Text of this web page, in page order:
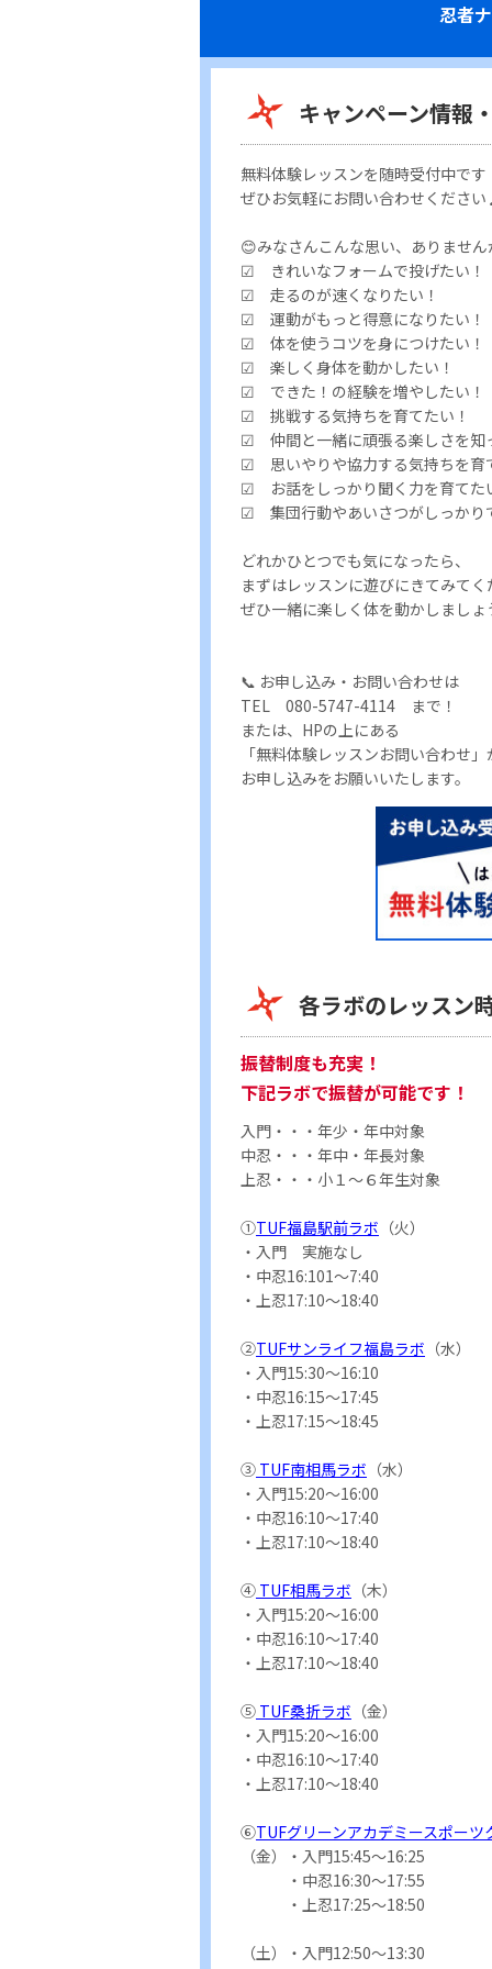
忍者
キャンペーン情報
無料体験レッスンを随時受付中です
ぜひお気軽にお問い合わせくださ
😊みなさんこんな思い、ありません
☑ きれいなフォームで投げたい！
☑ 走るのが速くなりたい！
☑ 運動がもっと得意になりたい！
☑ 体を使うコツを身につけたい！
☑ 楽しく身体を動かしたい！
☑ できた！の経験を増やしたい！
☑ 挑戦する気持ちを育てたい！
☑ 仲間と一緒に頑張る楽しさを知
☑ 思いやりや協力する気持ちを育
☑ お話をしっかり聞く力を育てた
☑ 集団行動やあいさつがしっかり
どれかひとつでも気になったら、
まずはレッスンに遊びにきてみて
ぜひ一緒に楽しく体を動かしましょ
📞 お申し込み・お問い合わせは
TEL 080-5747-
または、HPの上にある
「無料体験レッスンお問い合わせ」
お申し込みをお願いいたします。
各ラボのレッスン
振替制度も充実！
下記ラボで振替が可能です！
入門・・・年少・年中対象
中忍・・・年中・年長対象
上忍・・・小１～６年生対象
①TUF福島駅前ラボ （火）
・入門 実施なし
・中忍16:101～7:40
・上忍17:10～18:40
②TUFサンライフ福島ラボ （水）
・入門15:30～16:10
・中忍16:15～17:45
・上忍17:15～18:45
③ TUF南相馬ラボ （水）
・入門15:20～16:00
・中忍16:10～17:40
・上忍17:10～18:40
④ TUF相馬ラボ （木）
・入門15:20～16:00
・中忍16:10～17:40
・上忍17:10～18:40
⑤ TUF桑折ラボ （金）
・入門15:20～16:00
・中忍16:10～17:40
・上忍17:10～18:40
⑥TUFグリーンアカデミースポーツ
（金）・入門15:45～16:25
・中忍16:30～17:55
・上忍17:25～18:50
（土）・入門12:50～13:30